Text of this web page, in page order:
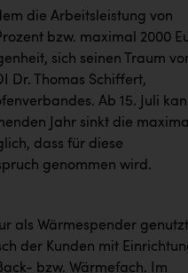
die Arbeitsleistung von
bzw. maximal 2000
sich seinen Traum
Dr. Thomas Schiffert,
Ab 15. Juli
Jahr sinkt die
dass für diese
genommen wird.
als Wärmespender
der Kunden mit
bzw. Wärmefach. Im